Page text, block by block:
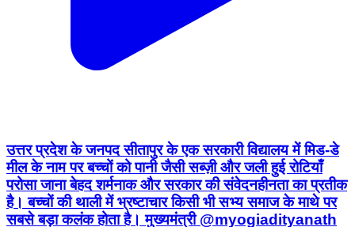
उत्तर प्रदेश के जनपद सीतापुर के एक सरकारी विद्यालय में मिड-डे
मील के नाम पर बच्चों को पानी जैसी सब्ज़ी और जली हुई रोटियाँ
परोसा जाना बेहद शर्मनाक और सरकार की संवेदनहीनता का प्रतीक
है। बच्चों की थाली में भ्रष्टाचार किसी भी सभ्य समाज के माथे पर
सबसे बड़ा कलंक होता है। मुख्यमंत्री @myogiadityanath